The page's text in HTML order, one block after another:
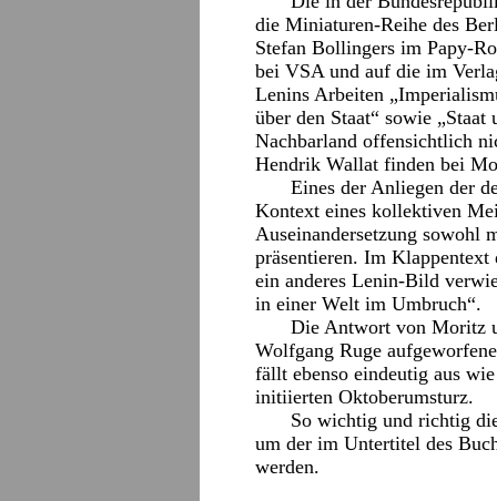
die Miniaturen-Reihe des
Stefan Bollingers im Papy-
bei VSA und auf die im
Lenins Arbeiten
über den Staat“ sowie
Nachbarland offensichtlich
Hendrik Wallat finden bei
Eines der Anliegen der
Kontext eines kollektiven
Auseinandersetzung sowohl
präsentieren. Im
ein anderes Lenin-Bild
in einer Welt im Umbruch“.
Die Antwort von Moritz
Wolfgang Ruge
fällt ebenso eindeutig aus
initiierten Oktoberumsturz.
So wichtig und richtig
um der im Untertitel des
werden.